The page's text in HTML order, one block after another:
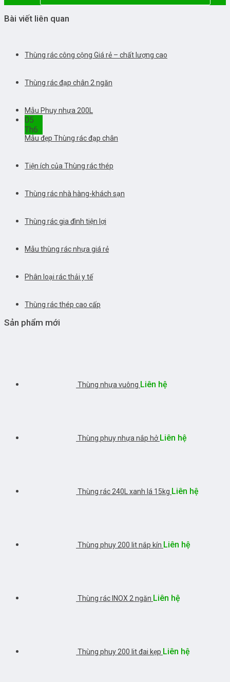
Bài viết liên quan
Thùng rác công cộng Giá rẻ – chất lượng cao
Thùng rác đạp chân 2 ngăn
Mẫu Phuy nhựa 200L
05
Th6
Mẫu đẹp Thùng rác đạp chân
Tiện ích của Thùng rác thép
Thùng rác nhà hàng-khách sạn
Thùng rác gia đình tiện lợi
Mẫu thùng rác nhựa giá rẻ
Phân loại rác thải y tế
Thùng rác thép cao cấp
Sản phẩm mới
Thùng nhựa vuông Liên hệ
Thùng phuy nhựa nắp hở Liên hệ
Thùng rác 240L xanh lá 15kg Liên hệ
Thùng phuy 200 lit nắp kín Liên hệ
Thùng rác INOX 2 ngăn Liên hệ
Thùng phuy 200 lit đai kẹp Liên hệ